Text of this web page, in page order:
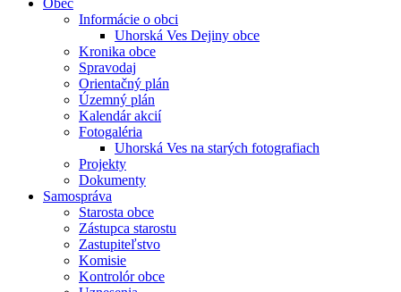
Obec
Informácie o obci
Uhorská Ves Dejiny obce
Kronika obce
Spravodaj
Orientačný plán
Územný plán
Kalendár akcií
Fotogaléria
Uhorská Ves na starých fotografiach
Projekty
Dokumenty
Samospráva
Starosta obce
Zástupca starostu
Zastupiteľstvo
Komisie
Kontrolór obce